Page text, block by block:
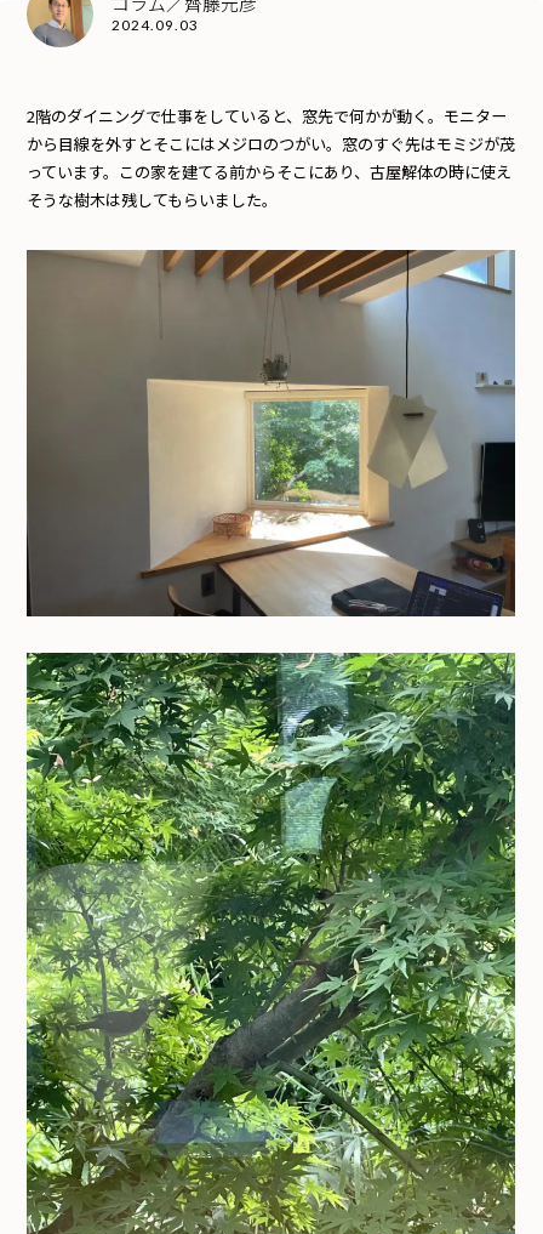
2024.09.03
2階のダイニングで仕事をしていると、窓先で何かが動く。モニター
から目線を外すとそこにはメジロのつがい。窓のすぐ先はモミジが茂
っています。この家を建てる前からそこにあり、古屋解体の時に使え
そうな樹木は残してもらいました。